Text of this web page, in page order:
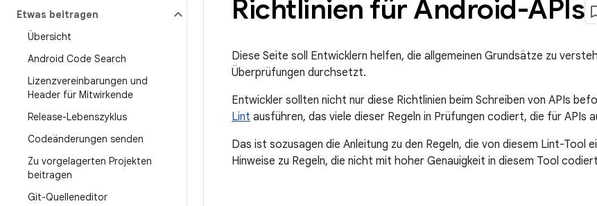
Etwas beitragen
Übersicht
Android Code Search
Lizenzvereinbarungen und
Header für Mitwirkende
Release-Lebenszyklus
Codeänderungen senden
Zu vorgelagerten Projekten
beitragen
Git-Quelleneditor
Richtlinien für Android-APIs
Diese Seite soll Entwicklern helfen, die allgemeinen Grundsätze zu
Überprüfungen durchsetzt.
Entwickler sollten nicht nur diese Richtlinien beim Schreiben von APIs
Lint ausführen, das viele dieser Regeln in Prüfungen codiert, die für APIs
Das ist sozusagen die Anleitung zu den Regeln, die von diesem Lint-Tool
Hinweise zu Regeln, die nicht mit hoher Genauigkeit in diesem Tool